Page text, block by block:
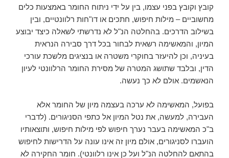
קובץ וקובץ בפני עצמו, בין על ידי ניתוח החומר באמצעות כלים
מחשוביים – מילות חיפוש, חתכים או דו"חות רלוונטיים, ובין
בשילוב הדרכים. בהחלטה הנ"ל לא נדרשתי לשאלה כיצד יבוצע
המיון, והמאשימה רשאית לבחור בכל דרך סבירה הנראית
בעיניה, וכן להיעזר בחוקרי משטרה או בנציגים מלשכת עורכי
הדין, ובלבד שתושג המטרה של מסירת החומר הרלוונטי לעיון
הנאשמים. אולם לא כך נעשה.
בפועל, המאשימה לא ערכה בעצמה מיון של החומר אלא
העבירה, למעשה, את נטל המיון אל כתפי הסניגורים. (לדברי
ב"כ המאשימה בעבר נערך חיפוש לפי מילות חיפוש, ותוצאותיו
הועברו לסניגורים, אולם מיון זה אינו עונה על הדרישות לחיפוש
בהתאם להחלטה הנ"ל ועל כן אינו רלוונטי). חומר החקירה לא